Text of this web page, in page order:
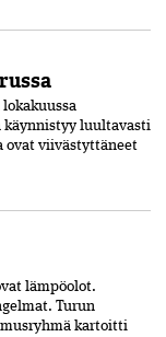
käynnistyy luultavasti
ovat viivästyttäneet
lämpöolot.
Turun
kartoitti